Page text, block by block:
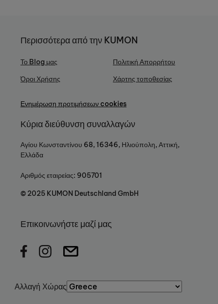
Περισσότερα από την KUMON
Το Blog μας
Όροι Χρήσης
Πολιτική Απορρήτου
Χάρτης τοποθεσίας
Ενημέρωση προτιμήσεων cookies
Κύρια διεύθυνση συναλλαγών
Αγίου Κωνσταντίνου 68, 16346, Ηλιούπολη, Αττική,
Ελλάδα
Αριθμός εταιρείας: 905701
© 2025 KUMON Deutschland GmbH
Επικοινωνήστε μαζί μας
Αλλαγή Χώρας